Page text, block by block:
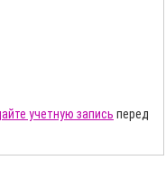
учетную запись перед